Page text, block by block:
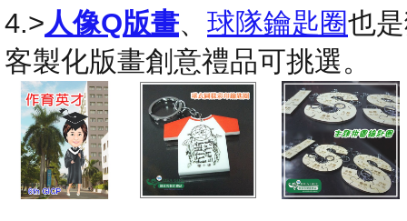
4.>人像Q版畫、 球隊鑰匙圈也
客製化版畫創意禮品可挑選。